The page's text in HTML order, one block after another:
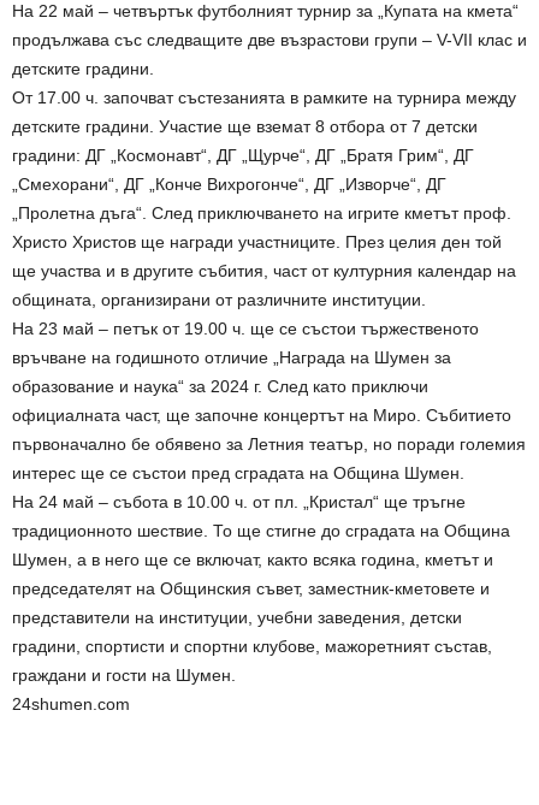
На 22 май – четвъртък футболният турнир за „Купата на кмета“
продължава със следващите две възрастови групи – V-VII клас и
детските градини.
От 17.00 ч. започват състезанията в рамките на турнира между
детските градини. Участие ще вземат 8 отбора от 7 детски
градини: ДГ „Космонавт“, ДГ „Щурче“, ДГ „Братя Грим“, ДГ
„Смехорани“, ДГ „Конче Вихрогонче“, ДГ „Изворче“, ДГ
„Пролетна дъга“. След приключването на игрите кметът проф.
Христо Христов ще награди участниците. През целия ден той
ще участва и в другите събития, част от културния календар на
общината, организирани от различните институции.
На 23 май – петък от 19.00 ч. ще се състои тържественото
връчване на годишното отличие „Награда на Шумен за
образование и наука“ за 2024 г. След като приключи
официалната част, ще започне концертът на Миро. Събитието
първоначално бе обявено за Летния театър, но поради големия
интерес ще се състои пред сградата на Община Шумен.
На 24 май – събота в 10.00 ч. от пл. „Кристал“ ще тръгне
традиционното шествие. То ще стигне до сградата на Община
Шумен, а в него ще се включат, както всяка година, кметът и
председателят на Общинския съвет, заместник-кметовете и
представители на институции, учебни заведения, детски
градини, спортисти и спортни клубове, мажоретният състав,
граждани и гости на Шумен.
24shumen.com